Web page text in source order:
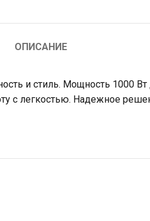
ОПИСАНИЕ
и стиль. Мощность 1000
с легкостью. Надежное